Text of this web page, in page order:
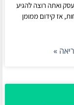
ואתה רוצה להגיע
אז קידום ממומן
»